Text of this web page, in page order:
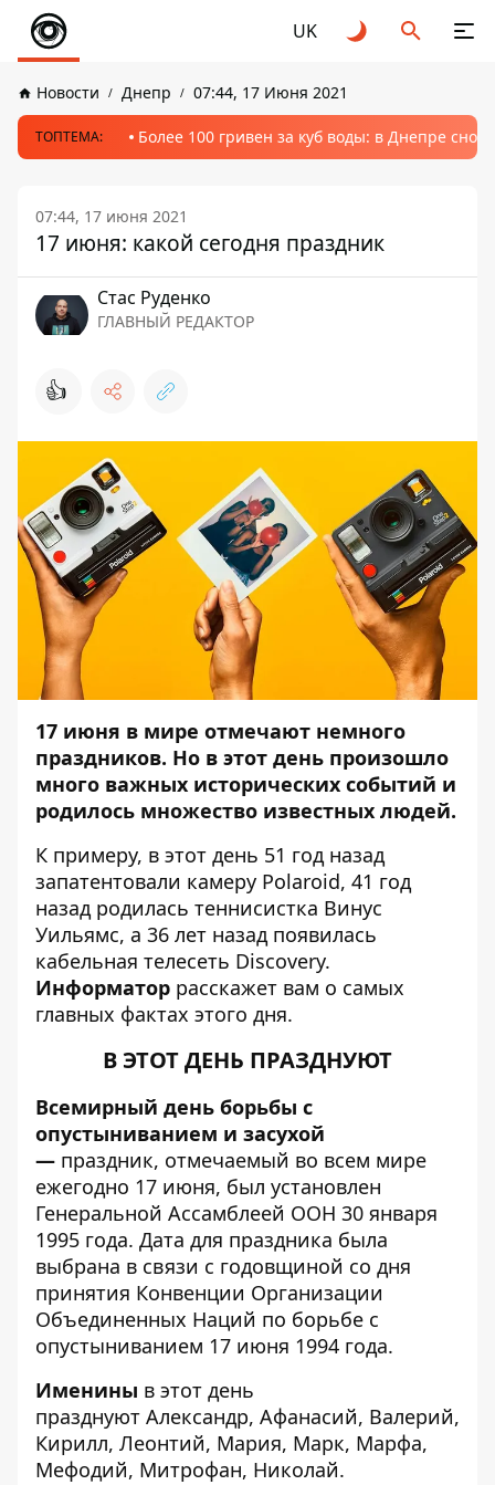
UK
Новости Днепр 07:44, 17 Июня 2021
ТОПТЕМА: Более 100 гривен за куб воды: в Днепре
07:44, 17 июня 2021
17 июня: какой сегодня праздник
Стаc Руденко
ГЛАВНЫЙ РЕДАКТОР
👍
17 июня в мире отмечают немного
праздников. Но в этот день произошло
много важных исторических событий и
родилось множество известных людей.
К примеру, в этот день 51 год назад
запатентовали камеру Polaroid, 41 год
назад родилась теннисистка Винус
Уильямс, а 36 лет назад появилась
кабельная телесеть Discovery.
Информатор расскажет вам о самых
главных фактах этого дня.
В ЭТОТ ДЕНЬ ПРАЗДНУЮТ
Всемирный день борьбы с
опустыниванием и засухой
— праздник, отмечаемый во всем мире
ежегодно 17 июня, был установлен
Генеральной Ассамблеей ООН 30 января
1995 года. Дата для праздника была
выбрана в связи с годовщиной со дня
принятия Конвенции Организации
Объединенных Наций по борьбе с
опустыниванием 17 июня 1994 года.
Именины в этот день
празднуют Александр, Афанасий, Валерий,
Кирилл, Леонтий, Мария, Марк, Марфа,
Мефодий, Митрофан, Николай.